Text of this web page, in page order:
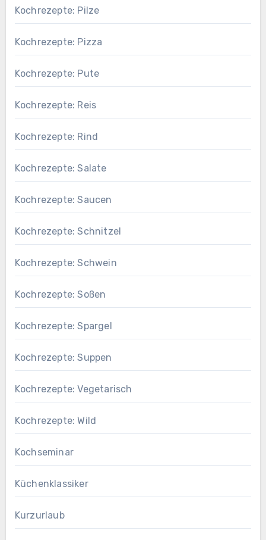
Kochrezepte: Pilze
Kochrezepte: Pizza
Kochrezepte: Pute
Kochrezepte: Reis
Kochrezepte: Rind
Kochrezepte: Salate
Kochrezepte: Saucen
Kochrezepte: Schnitzel
Kochrezepte: Schwein
Kochrezepte: Soßen
Kochrezepte: Spargel
Kochrezepte: Suppen
Kochrezepte: Vegetarisch
Kochrezepte: Wild
Kochseminar
Küchenklassiker
Kurzurlaub